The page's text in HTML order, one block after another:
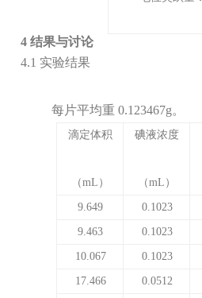
4 结果与讨论
4.1 实验结果
每片平均重0.123467g。
滴定体积
（mL ）
碘液浓度
（mL ）
9.649 0.1023
9.463 0.1023
10.067 0.1023
17.466 0.0512